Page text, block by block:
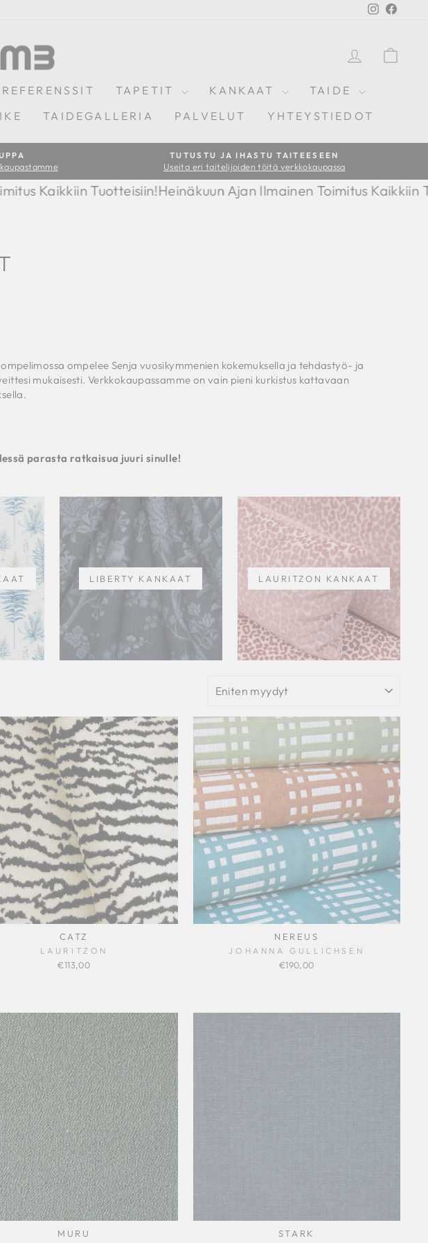
Instagram
REFERENSSIT TAPETIT KANKAAT
TAIDE
TAIDEGALLERIA PALVELUT YHTEYSTIEDOT
TUTUSTU JA IHASTU TAITEESEEN
Useita eri taitelijoiden töitä verkkokaupassa
Heinäkuun Ajan Ilmainen Toimitus Kaikkiin Tuotteisiin!Heinäkuun
ompelee Senja vuosikymmenien kokemuksella ja tehdastyö- ja
mukaisesti. Verkkokaupassamme on vain pieni kurkistus kattavaan
parasta ratkaisua juuri sinulle!
LIBERTY KANKAAT LAURITZON KANKAAT
CATZ
LAURITZON
€113,00
NEREUS
JOHANNA GULLICHSEN
€190,00
MURU STARK